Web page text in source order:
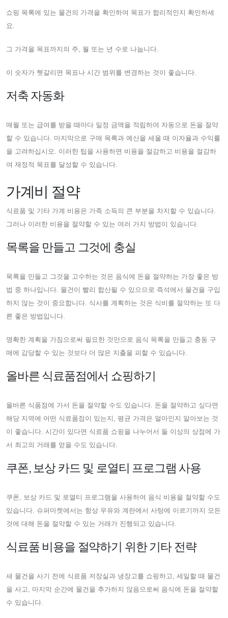
쇼핑 목록에 있는 물건의 가격을 확인하여 목표가 합리적인지 확인하세
요.
그 가격을 목표까지의 주, 월 또는 년 수로 나눕니다.
이 숫자가 헷갈리면 목표나 시간 범위를 변경하는 것이 좋습니다.
저축 자동화
매월 또는 급여를 받을 때마다 일정 금액을 적립하여 자동으로 돈을 절약
할 수 있습니다. 마지막으로 구매 목록과 예산을 세울 때 이자율과 수익률
을 고려하십시오. 이러한 팁을 사용하면 비용을 절감하고 비용을 절감하
여 재정적 목표를 달성할 수 있습니다.
가계비 절약
식료품 및 기타 가계 비용은 가족 소득의 큰 부분을 차지할 수 있습니다.
그러나 이러한 비용을 절약할 수 있는 여러 가지 방법이 있습니다.
목록을 만들고 그것에 충실
목록을 만들고 그것을 고수하는 것은 음식에 돈을 절약하는 가장 좋은 방
법 중 하나입니다. 물건이 빨리 합산될 수 있으므로 즉석에서 물건을 구입
하지 않는 것이 중요합니다. 식사를 계획하는 것은 식비를 절약하는 또 다
른 좋은 방법입니다.
명확한 계획을 가짐으로써 필요한 것만으로 음식 목록을 만들고 충동 구
매에 감당할 수 있는 것보다 더 많은 지출을 피할 수 있습니다.
올바른 식료품점에서 쇼핑하기
올바른 식품점에 가서 돈을 절약할 수도 있습니다. 돈을 절약하고 싶다면
해당 지역에 어떤 식료품점이 있는지, 평균 가격은 얼마인지 알아보는 것
이 좋습니다. 시간이 있다면 식료품 쇼핑을 나누어서 둘 이상의 상점에 가
서 최고의 거래를 얻을 수도 있습니다.
쿠폰, 보상 카드 및 로열티 프로그램 사용
쿠폰, 보상 카드 및 로열티 프로그램을 사용하여 음식 비용을 절약할 수도
있습니다. 슈퍼마켓에서는 항상 우유와 계란에서 사탕에 이르기까지 모든
것에 대해 돈을 절약할 수 있는 거래가 진행되고 있습니다.
식료품 비용을 절약하기 위한 기타 전략
새 물건을 사기 전에 식료품 저장실과 냉장고를 쇼핑하고, 세일할 때 물건
을 사고, 마지막 순간에 물건을 추가하지 않음으로써 음식에 돈을 절약할
수 있습니다.